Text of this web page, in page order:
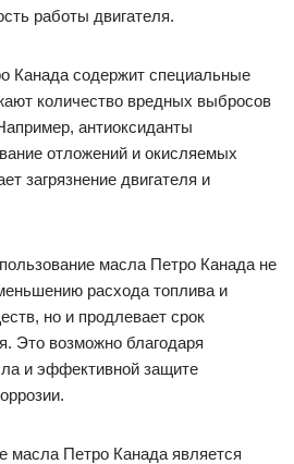
работы двигателя.
Канада содержит специальные
количество вредных выбросов
антиоксиданты
отложений и окисляемых
загрязнение двигателя и
масла Петро Канада не
расхода топлива и
но и продлевает срок
Это возможно благодаря
и эффективной защите
масла Петро Канада является